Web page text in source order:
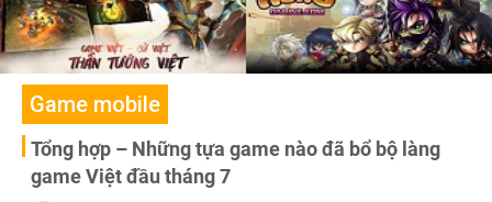
Game mobile
Tổng hợp – Những tựa game nào đã bổ bộ làng
game Việt đầu tháng 7